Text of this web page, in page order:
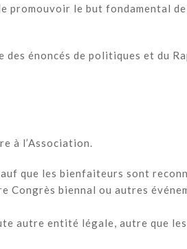
le but fondamental
énoncés de politiques et du
à l’Association.
que les bienfaiteurs sont
Congrès biennal ou autres
autre entité légale, autre que les